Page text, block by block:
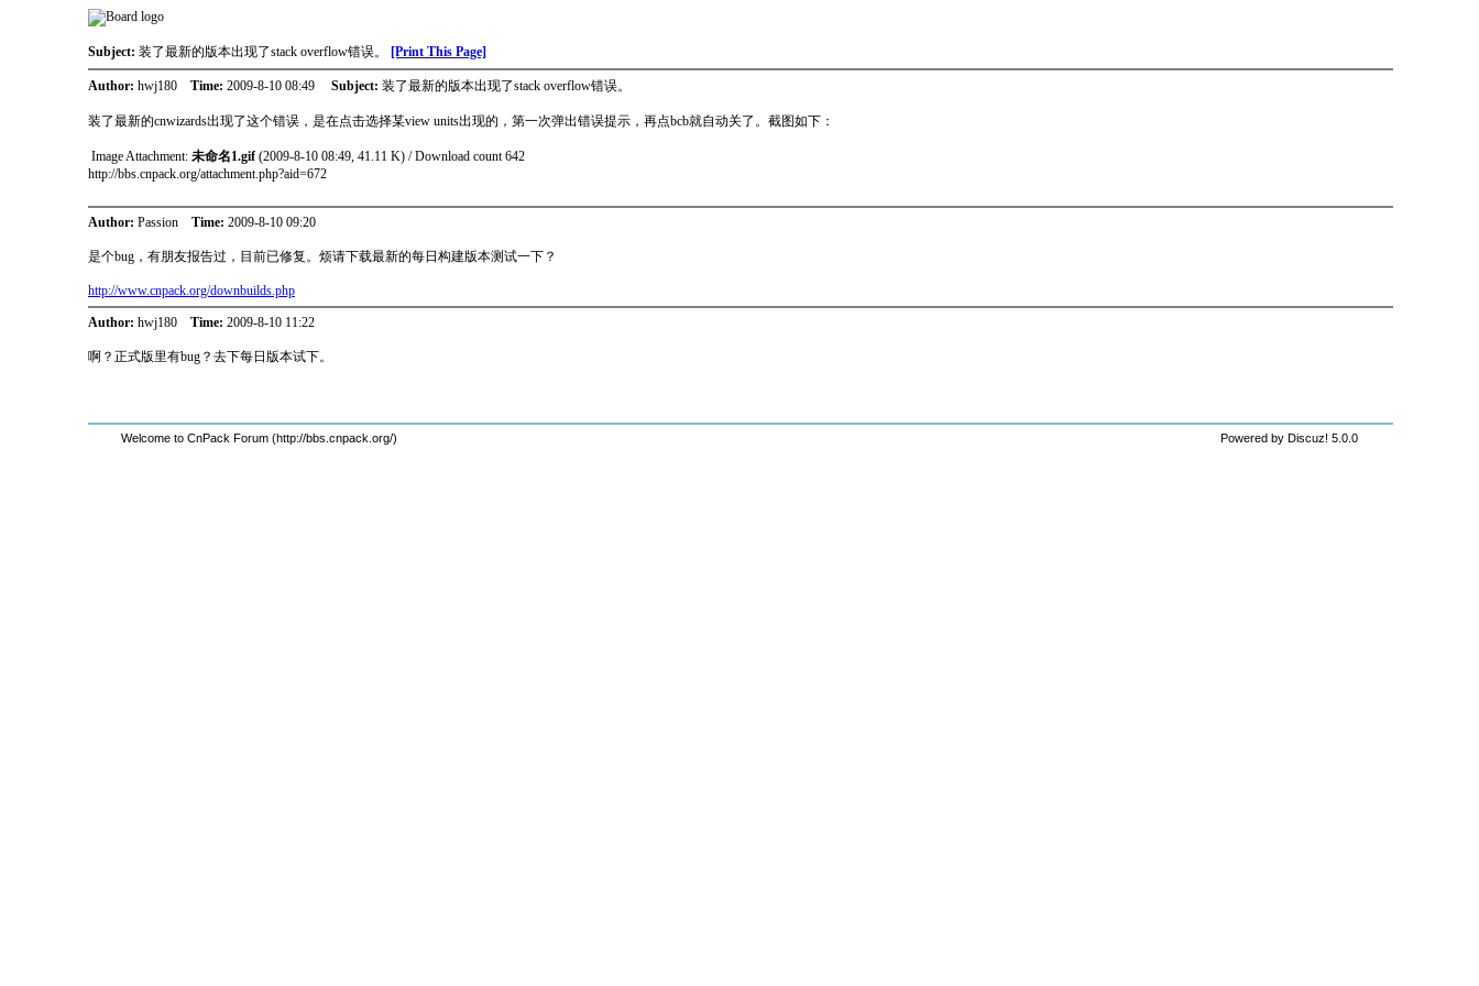
Subject: 装了最新的版本出现了stack overflow错误。 [Print This Page]
Author: hwj180 Time: 2009-8-10 08:49 Subject: 装了最新的版本出现了stack overflow错误。
装了最新的cnwizards出现了这个错误，是在点击选择某view units出现的，第一次弹出错误提示，再点bcb就自动关了。截图如下：
Image Attachment: 未命名1.gif(2009-8-10 08:49, 41.11 K) / Download count 642
http://bbs.cnpack.org/attachment.php?aid=672
Author: Passion Time: 2009-8-10 09:20
是个bug，有朋友报告过，目前已修复。烦请下载最新的每日构建版本测试一下？
http://www.cnpack.org/downbuilds.php
Author: hwj180 Time: 2009-8-10 11:22
啊？正式版里有bug？去下每日版本试下。
Welcome to CnPack Forum (http://bbs.cnpack.org/) Powered by Discuz! 5.0.0